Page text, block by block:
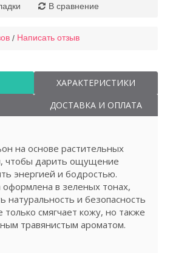
В сравнение
/ Написать отзыв
ХАРАКТЕРИСТИКИ
ДОСТАВКА И ОПЛАТА
на основе растительных
чтобы дарить ощущение
энергией и бодростью.
оформлена в зеленых тонах,
натуральность и безопасность
только смягчает кожу, но также
травянистым ароматом.